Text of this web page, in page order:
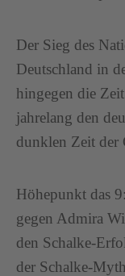
Der Sieg des
Deutschland in
hingegen die
jahrelang den
dunklen Zeit der
Höhepunkt das
gegen Admira
den Schalke-
der Schalke-